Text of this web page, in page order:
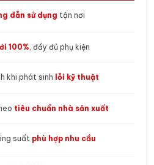
dẫn sử dụng tận nơi
100% , đầy đủ phụ kiện
khi phát sinh lỗi kỹ thuật
tiêu chuẩn nhà sản xuất
suất phù hợp nhu cầu